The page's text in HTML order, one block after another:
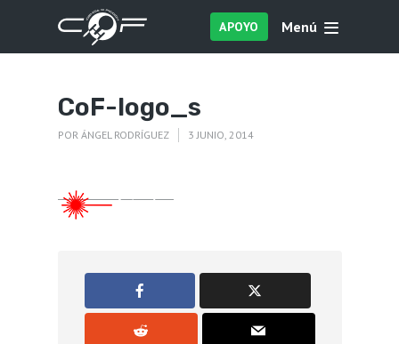
APOYO Menú
CoF-logo_s
POR ÁNGEL RODRÍGUEZ 3 JUNIO, 2014